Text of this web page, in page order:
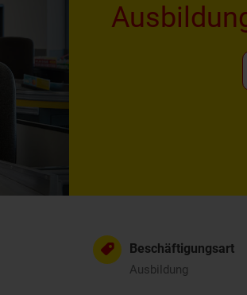
Beschäftigungsart
Ausbildung